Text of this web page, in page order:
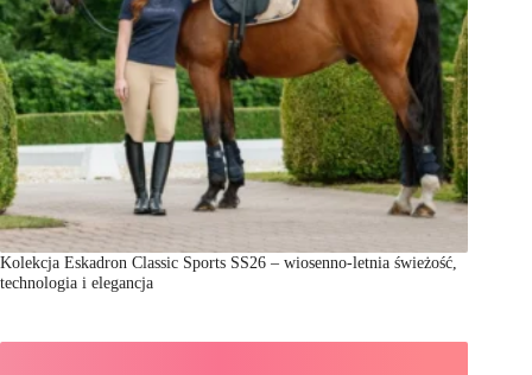
Kolekcja Eskadron Classic Sports SS26 – wiosenno-letnia świeżość,
technologia i elegancja